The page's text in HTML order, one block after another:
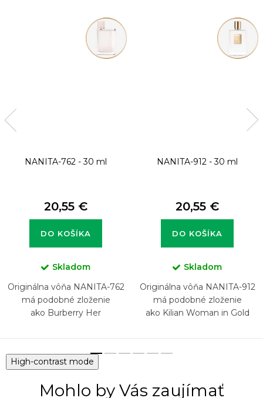
NANITA-762 - 30 ml
20,55 €
DO KOŠÍKA
Skladom
Originálna vôňa NANITA-762
má podobné zloženie
ako Burberry Her
NANITA-912 - 30 ml
20,55 €
DO KOŠÍKA
Skladom
Originálna vôňa NANITA-912
má podobné zloženie
ako Kilian Woman in Gold
High-contrast mode
Mohlo by Vás zaujímať